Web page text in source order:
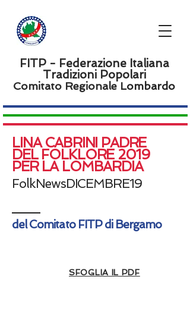
FITP - Federazione Italiana
Tradizioni Popolari
Comitato Regionale Lombardo
LINA CABRINI PADRE
DEL FOLKLORE 2019
PER LA LOMBARDIA
FolkNewsDICEMBRE19
del Comitato FITP di Bergamo
SFOGLIA IL PDF